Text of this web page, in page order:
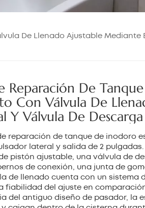
De Llenado Ajustable Mediante
Reparación De
Con Válvula De
Y Válvula De
reparación de tanque de inodoro
lateral y salida de 2
pistón ajustable, una válvula de
de conexión, una junta de
de llenado cuenta con un
fiabilidad del ajuste en
del antiguo diseño de pasador, la